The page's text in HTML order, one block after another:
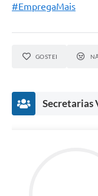
#EmpregaMais
GOSTEI
Secretarias